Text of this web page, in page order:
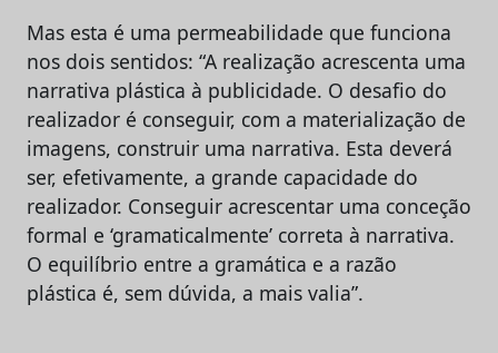
Mas esta é uma permeabilidade que funciona
nos dois sentidos: “A realização acrescenta uma
narrativa plástica à publicidade. O desafio do
realizador é conseguir, com a materialização de
imagens, construir uma narrativa. Esta deverá
ser, efetivamente, a grande capacidade do
realizador. Conseguir acrescentar uma conceção
formal e ‘gramaticalmente’ correta à narrativa.
O equilíbrio entre a gramática e a razão
plástica é, sem dúvida, a mais valia”.